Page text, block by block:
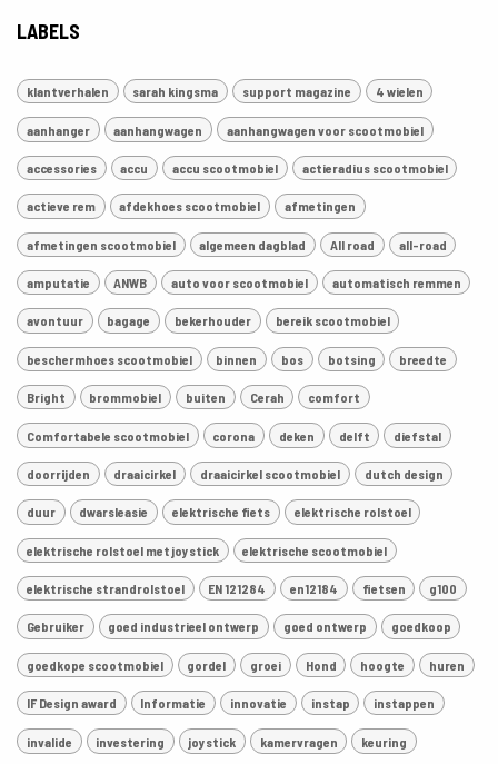
LABELS
klantverhalen sarah kingsma support magazine 4 wielen
aanhanger aanhangwagen aanhangwagen voor scootmobiel
accessories accu accu scootmobiel actieradius scootmobiel
actieve rem afdekhoes scootmobiel afmetingen
afmetingen scootmobiel algemeen dagblad All road all-road
amputatie ANWB auto voor scootmobiel automatisch remmen
avontuur bagage bekerhouder bereik scootmobiel
beschermhoes scootmobiel binnen bos botsing breedte
Bright brommobiel buiten Cerah comfort
Comfortabele scootmobiel corona deken delft diefstal
doorrijden draaicirkel draaicirkel scootmobiel dutch design
duur dwarsleasie elektrische fiets elektrische rolstoel
elektrische rolstoel met joystick elektrische scootmobiel
elektrische strandrolstoel EN 121284 en12184 fietsen g100
Gebruiker goed industrieel ontwerp goed ontwerp goedkoop
goedkope scootmobiel gordel groei Hond hoogte huren
IF Design award Informatie innovatie instap instappen
invalide investering joystick kamervragen keuring